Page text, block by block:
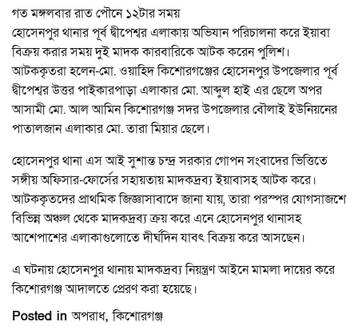
গত মঙ্গলবার রাত পৌনে ১২টার সময়
হোসেনপুর থানার পূর্ব দ্বীপেশ্বর এলাকায় অভিযান পরিচালনা করে ইয়াবা
বিক্রয় করার সময় দুই মাদক কারবারিকে আটক করেন পুলিশ।
আটককৃতরা হলেন-মো. ওয়াহিদ কিশোরগঞ্জের হোসেনপুর উপজেলার পূর্ব
দ্বীপেশ্বর উত্তর পাইকারপাড়া এলাকার মো. আব্দুল হাই এর ছেলে অপর
আসামী মো. আল আমিন কিশোরগঞ্জ সদর উপজেলার বৌলাই ইউনিয়নের
পাতালজান এলাকার মো. তারা মিয়ার ছেলে।
হোসেনপুর থানা এস আই সুশান্ত চন্দ্র সরকার গোপন সংবাদের ভিত্তিতে
সঙ্গীয় অফিসার-ফোর্সের সহায়তায় মাদকদ্রব্য ইয়াবাসহ আটক করে।
আটককৃতদের প্রাথমিক জিজ্ঞাসাবাদে জানা যায়, তারা পরস্পর যোগসাজশে
বিভিন্ন অঞ্চল থেকে মাদকদ্রব্য ক্রয় করে এনে হোসেনপুর থানাসহ
আশেপাশের এলাকাগুলোতে দীর্ঘদিন যাবৎ বিক্রয় করে আসছেন।
এ ঘটনায় হোসেনপুর থানায় মাদকদ্রব্য নিয়ন্ত্রণ আইনে মামলা দায়ের করে
কিশোরগঞ্জ আদালতে প্রেরণ করা হয়েছে।
Posted inঅপরাধ,কিশোরগঞ্জ